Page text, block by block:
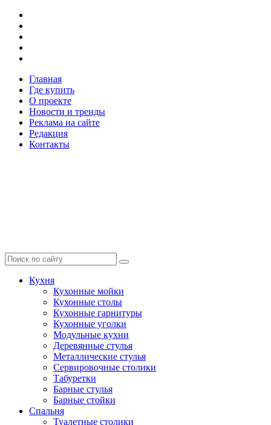
Главная
Где купить
О проекте
Новости и тренды
Реклама на сайте
Редакция
Контакты
Кухня
Кухонные мойки
Кухонные столы
Кухонные гарнитуры
Кухонные уголки
Модульные кухни
Деревянные стулья
Металлические стулья
Сервировочные столики
Табуретки
Барные стулья
Барные стойки
Спальня
Туалетные столики